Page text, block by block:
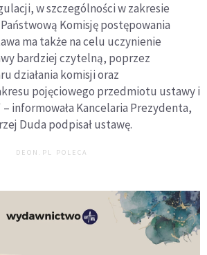
w szczególności w zakresie
Komisję postępowania
ma także na celu uczynienie
bardziej czytelną, poprzez
działania komisji oraz
pojęciowego przedmiotu ustawy i
informowała Kancelaria Prezydenta,
Duda podpisał ustawę.
DEON.PL POLECA